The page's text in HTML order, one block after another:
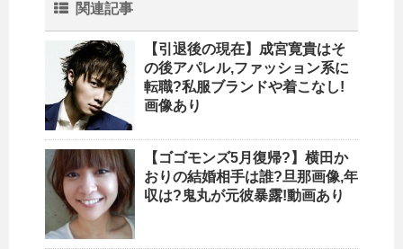
関連記事
【引退後の現在】成宮寛貴はそ
の後アパレル,ファッション系に
転職?私服ブランドや着こなし!
画像あり
【ゴゴモンズ5月復帰?】横田か
おりの結婚相手は誰?旦那画像,年
収は?鬼丸が元彼暴露!動画あり